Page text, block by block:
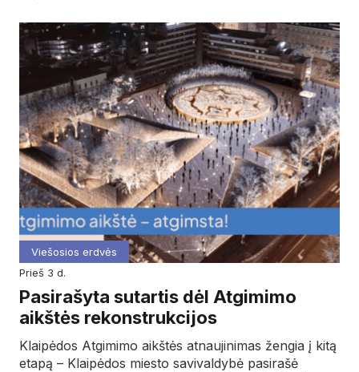
Viešosios erdvės
prieš 3 d.
Pasirašyta sutartis dėl Atgimimo
aikštės rekonstrukcijos
Klaipėdos Atgimimo aikštės atnaujinimas žengia į kitą
etapą – Klaipėdos miesto savivaldybė pasirašė